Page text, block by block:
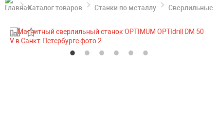
Каталог товаров Станки по металлу Сверлильные